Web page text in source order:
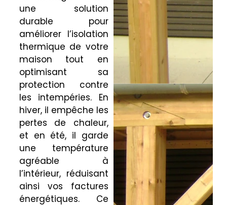
une solution
durable pour
améliorer l’isolation
thermique de votre
maison tout en
optimisant sa
protection contre
les intempéries. En
hiver, il empêche les
pertes de chaleur,
et en été, il garde
une température
agréable à
l’intérieur, réduisant
ainsi vos factures
énergétiques. Ce